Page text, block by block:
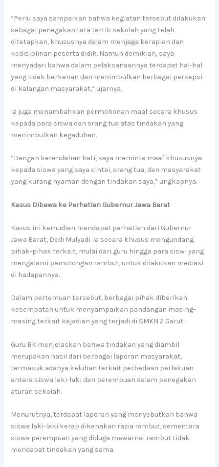
“Perlu saya sampaikan bahwa kegiatan tersebut dilakukan
sebagai penegakan tata tertib sekolah yang telah
ditetapkan, khususnya dalam menjaga kerapian dan
kedisiplinan peserta didik. Namun demikian, saya
menyadari bahwa dalam pelaksanaannya terdapat hal-hal
yang tidak berkenan dan menimbulkan berbagai persepsi
di kalangan masyarakat,” ujarnya.
Ia juga menambahkan permohonan maaf secara khusus
kepada para siswa dan orang tua atas tindakan yang
menimbulkan kegaduhan.
“Dengan kerendahan hati, saya meminta maaf khususnya
kepada siswa yang saya cintai, orang tua, dan masyarakat
yang kurang nyaman dengan tindakan saya,” ungkapnya.
Kasus Dibawa ke Perhatian Gubernur Jawa Barat
Kasus ini kemudian mendapat perhatian dari Gubernur
Jawa Barat, Dedi Mulyadi. Ia secara khusus mengundang
pihak-pihak terkait, mulai dari guru hingga para siswi yang
mengalami pemotongan rambut, untuk dilakukan mediasi
di hadapannya.
Dalam pertemuan tersebut, berbagai pihak diberikan
kesempatan untuk menyampaikan pandangan masing-
masing terkait kejadian yang terjadi di SMKN 2 Garut.
Guru BK menjelaskan bahwa tindakan yang diambil
merupakan hasil dari berbagai laporan masyarakat,
termasuk adanya keluhan terkait perbedaan perlakuan
antara siswa laki-laki dan perempuan dalam penegakan
aturan sekolah.
Menurutnya, terdapat laporan yang menyebutkan bahwa
siswa laki-laki kerap dikenakan razia rambut, sementara
siswa perempuan yang diduga mewarnai rambut tidak
mendapat tindakan yang sama.